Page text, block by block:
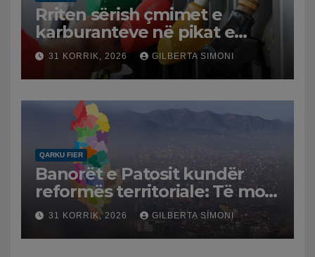
Rriten sërish çmimet e
karburanteve në pikat e
karburanteve në Lushnjë.
Tensionet në Lindjen e
Mesme shtrenjtojnë naftën
dhe benzinën në vend
31 KORRIK, 2026 GILBERTA SIMONI
QARKU FIER
Banorët e Patosit kundër
reformës territoriale: Të mos
humbasim identitetin e
qytetit
31 KORRIK, 2026 GILBERTA SIMONI